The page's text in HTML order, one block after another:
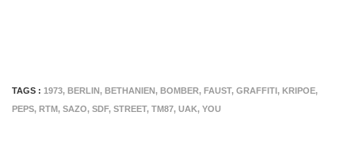
TAGS : 1973, BERLIN, BETHANIEN, BOMBER, FAUST, GRAFFITI, KRIPOE,
PEPS, RTM, SAZO, SDF, STREET, TM87, UAK, YOU